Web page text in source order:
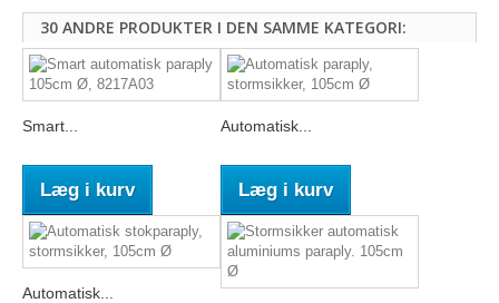
30 ANDRE PRODUKTER I DEN SAMME KATEGORI:
Smart...
Læg i kurv
Automatisk...
Læg i kurv
Automatisk...